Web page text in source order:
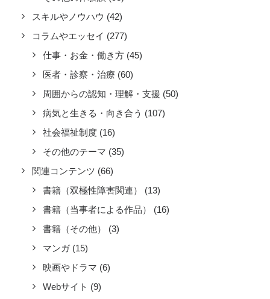
スキルやノウハウ (42)
コラムやエッセイ (277)
仕事・お金・働き方 (45)
医者・診察・治療 (60)
周囲からの認知・理解・支援 (50)
病気と生きる・向き合う (107)
社会福祉制度 (16)
その他のテーマ (35)
関連コンテンツ (66)
書籍（双極性障害関連）
(13)
書籍（当事者による作品）
(16)
書籍（その他）
(3)
マンガ (15)
映画やドラマ (6)
Webサイト (9)